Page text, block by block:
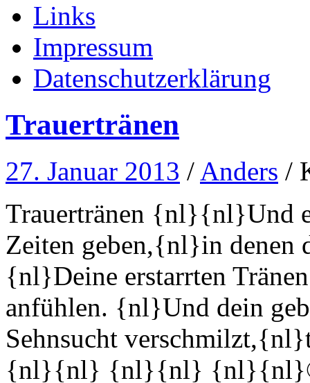
Links
Impressum
Datenschutzerklärung
Trauertränen
27. Januar 2013 / Anders /
Trauertränen {nl}{nl}Und
Zeiten geben,{nl}in
{nl}Deine erstarrten
anfühlen. {nl}Und dein
Sehnsucht
{nl}{nl} {nl}{nl}